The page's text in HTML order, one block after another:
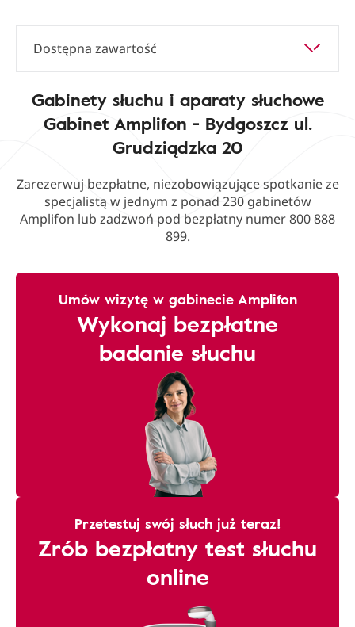
Dostępna zawartość
Gabinety słuchu i aparaty słuchowe
Gabinet Amplifon - Bydgoszcz ul.
Grudziądzka 20
Zarezerwuj bezpłatne, niezobowiązujące spotkanie ze
specjalistą w jednym z ponad 230 gabinetów
Amplifon lub zadzwoń pod bezpłatny numer 800 888
899.
Umów wizytę w gabinecie Amplifon
Wykonaj bezpłatne
badanie słuchu
Przetestuj swój słuch już teraz!
Zrób bezpłatny test słuchu
online